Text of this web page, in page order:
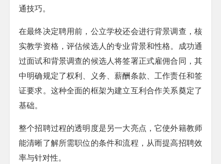
通技巧。
在最终决定聘用前，公立学校还会进行背景调查，核
实教学资格，评估候选人的专业背景和性格。成功通
过面试和背景调查的候选人将签署正式雇佣合同，其
中明确规定了权利、义务、薪酬条款、工作责任和签
证要求。这种全面的框架为建立互利合作关系奠定了
基础。
整个招聘过程的透明度是另一大亮点，它使外籍教师
能清晰了解所需职位的条件和流程，从而提高招聘效
率与针对性。